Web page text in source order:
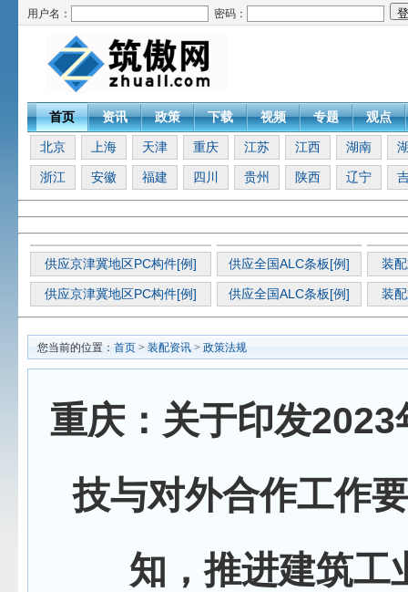
用户名： 密码：
首页 资讯 政策 下载 视频 专题 观点
北京 上海 天津 重庆 江苏 江西 湖南
浙江 安徽 福建 四川 贵州 陕西 辽宁
供应京津冀地区PC构件[例] 供应全国ALC条板[例] 装
供应京津冀地区PC构件[例] 供应全国ALC条板[例] 装
您当前的位置： 首页 > 装配资讯 > 政策法规
重庆：关于印发2023
技与对外合作工作
知，推进建筑工